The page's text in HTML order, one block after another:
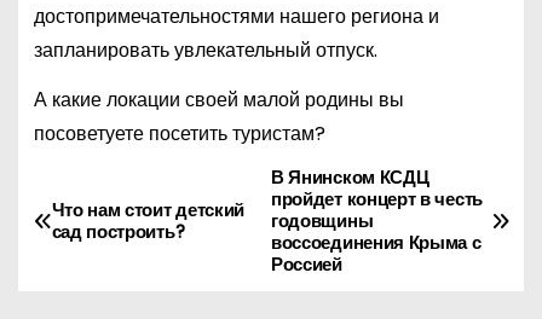
достопримечательностями нашего региона и
запланировать увлекательный отпуск.
А какие локации своей малой родины вы
посоветуете посетить туристам?
Н
а
В Янинском КСДЦ
пройдет концерт в честь
годовщины
воссоединения Крыма с
Россией
Что нам стоит детский
сад построить?